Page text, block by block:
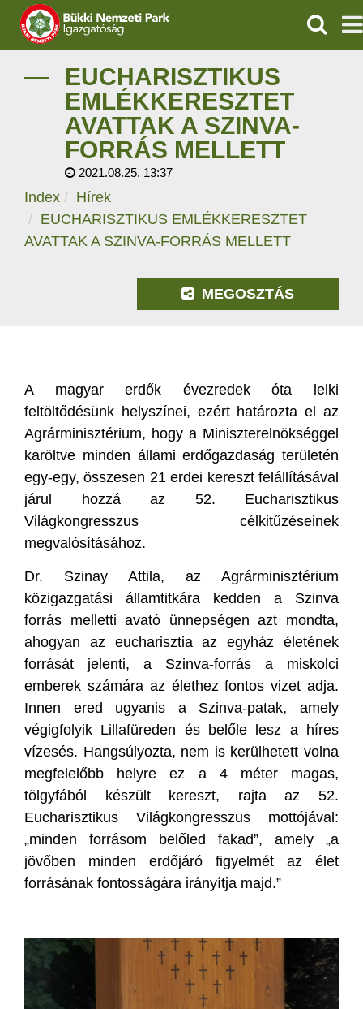
IGAZGATÓSÁG
TERMÉSZETVÉDELEM
VÍZVÉDELEM
ÖKOTURIZMUS
EUCHARISZTIKUS
EMLÉKKERESZTET
AVATTAK A SZINVA-
FORRÁS MELLETT
2021.08.25. 13:37
Index
Hírek
EUCHARISZTIKUS EMLÉKKERESZTET
AVATTAK A SZINVA-FORRÁS MELLETT
MEGOSZTÁS
A magyar erdők évezredek óta lelki
feltöltődésünk helyszínei, ezért határozta el az
Agrárminisztérium, hogy a Miniszterelnökséggel
karöltve minden állami erdőgazdaság területén
egy-egy, összesen 21 erdei kereszt felállításával
járul hozzá az 52. Eucharisztikus
Világkongresszus célkitűzéseinek
megvalósításához.
Dr. Szinay Attila, az Agrárminisztérium
közigazgatási államtitkára kedden a Szinva
forrás melletti avató ünnepségen azt mondta,
ahogyan az eucharisztia az egyház életének
forrását jelenti, a Szinva-forrás a miskolci
emberek számára az élethez fontos vizet adja.
Innen ered ugyanis a Szinva-patak, amely
végigfolyik Lillafüreden és belőle lesz a híres
vízesés. Hangsúlyozta, nem is kerülhetett volna
megfelelőbb helyre ez a 4 méter magas,
tölgyfából készült kereszt, rajta az 52.
Eucharisztikus Világkongresszus mottójával:
„minden forrásom belőled fakad”, amely „a
jövőben minden erdőjáró figyelmét az élet
forrásának fontosságára irányítja majd.”